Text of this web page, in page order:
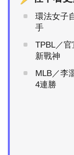
環法女子
手
TPBL／
新戰神
MLB／李
4連勝